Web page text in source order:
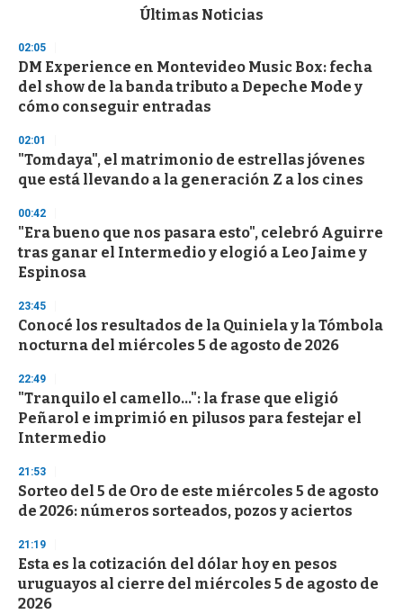
d
s
o
f
3
s
e
o
d
s
Últimas Noticias
02:05
DM Experience en Montevideo Music Box: fecha
del show de la banda tributo a Depeche Mode y
cómo conseguir entradas
02:01
"Tomdaya", el matrimonio de estrellas jóvenes
que está llevando a la generación Z a los cines
00:42
"Era bueno que nos pasara esto", celebró Aguirre
tras ganar el Intermedio y elogió a Leo Jaime y
Espinosa
23:45
Conocé los resultados de la Quiniela y la Tómbola
nocturna del miércoles 5 de agosto de 2026
22:49
"Tranquilo el camello...": la frase que eligió
Peñarol e imprimió en pilusos para festejar el
Intermedio
21:53
Sorteo del 5 de Oro de este miércoles 5 de agosto
de 2026: números sorteados, pozos y aciertos
21:19
Esta es la cotización del dólar hoy en pesos
uruguayos al cierre del miércoles 5 de agosto de
2026